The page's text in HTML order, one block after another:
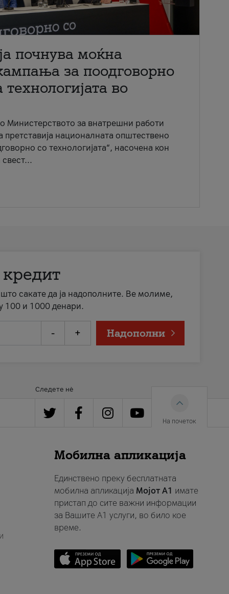
почнува моќна
за поодговорно
во
Министерството за внатрешни работи
претставија националната општествено
со технологијата“, насочена кон
што сакате да ја надополните. Ве молиме,
100 и 1000 денари.
- + Надополни
Следете нè
На почеток
Мобилна апликација
Единствено преку бесплатната
мобилна апликација Мојот A1 имате
пристап до сите важни информации
за Вашите A1 услуги, во било кое
време.